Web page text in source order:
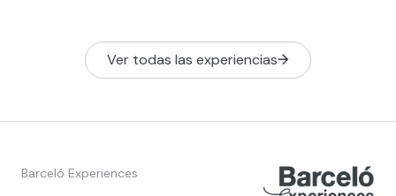
Ver todas las experiencias
Barceló Experiences